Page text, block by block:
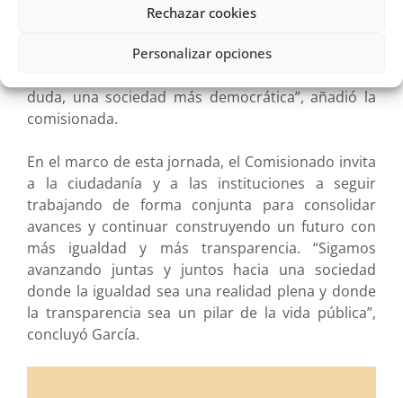
Rechazar cookies
Personalizar opciones
la construcción de instituciones más abiertas y
derechos, que rinde cuentas y que ofrece las
duda, una sociedad más democrática”, añadió la
comisionada.
En el marco de esta jornada, el Comisionado invita
a la ciudadanía y a las instituciones a seguir
trabajando de forma conjunta para consolidar
avances y continuar construyendo un futuro con
más igualdad y más transparencia. “Sigamos
avanzando juntas y juntos hacia una sociedad
donde la igualdad sea una realidad plena y donde
la transparencia sea un pilar de la vida pública”,
concluyó García.